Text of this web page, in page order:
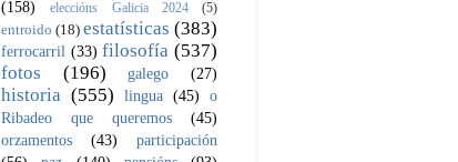
(158)
eleccións Galicia 2024 (5)
entroido (18) estatísticas (383)
ferrocarril (33) filosofía (537)
fotos
(196) galego (27)
historia (555) lingua (45)
o
Ribadeo que queremos
(45)
orzamentos
(43)
participación